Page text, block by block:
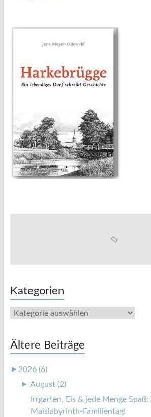
Kategorien
Kategorien
Ältere Beiträge
► 2026 (6)
► August (2)
Irrgarten, Eis & jede Menge
Maislabyrinth-Familientag!